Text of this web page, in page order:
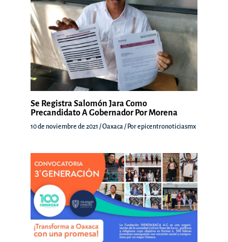
Se Registra Salomón Jara Como
Precandidato A Gobernador Por Morena
10 de noviembre de 2021 /Oaxaca / Porepicentronoticiasmx